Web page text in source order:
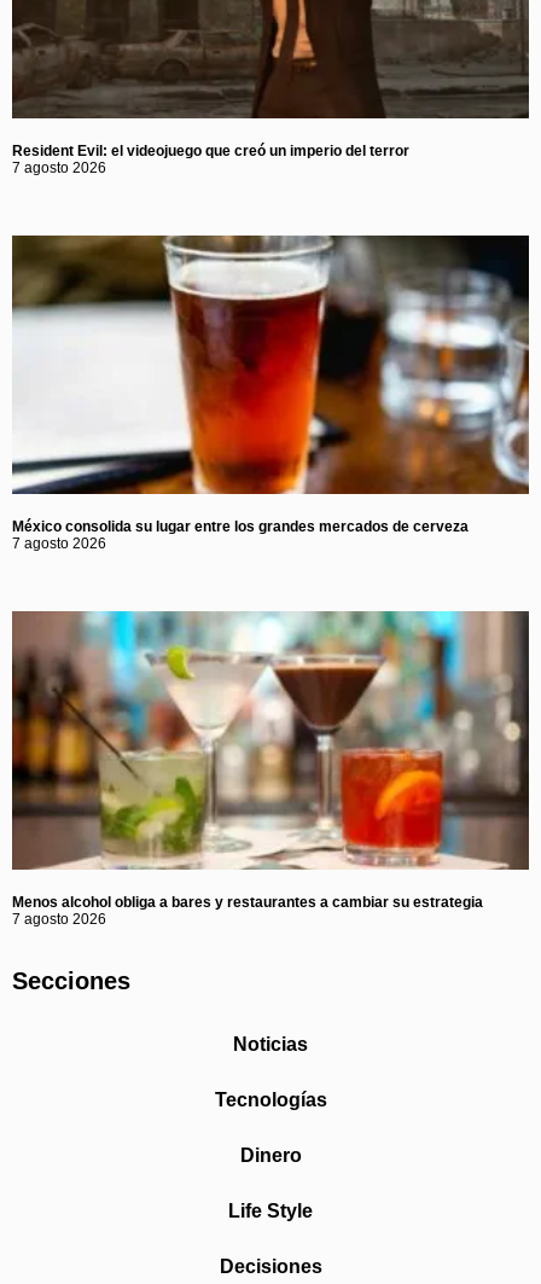
Resident Evil: el videojuego que creó un imperio del terror
7 agosto 2026
México consolida su lugar entre los grandes mercados de cerveza
7 agosto 2026
Menos alcohol obliga a bares y restaurantes a cambiar su estrategia
7 agosto 2026
Secciones
Noticias
Tecnologías
Dinero
Life Style
Decisiones